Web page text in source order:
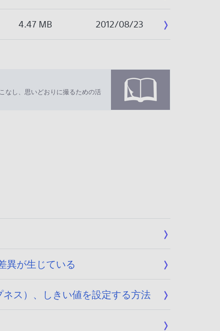
4.47 MB 2012/08/23
なし、思いどおりに撮るための活
異が生じている
ス）、しきい値を設定する方法